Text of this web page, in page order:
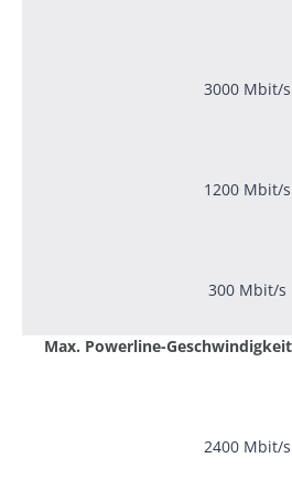
3000 Mbit/s
1200 Mbit/s
300 Mbit/s
Max. Powerline-Geschwindigkeit
2400 Mbit/s